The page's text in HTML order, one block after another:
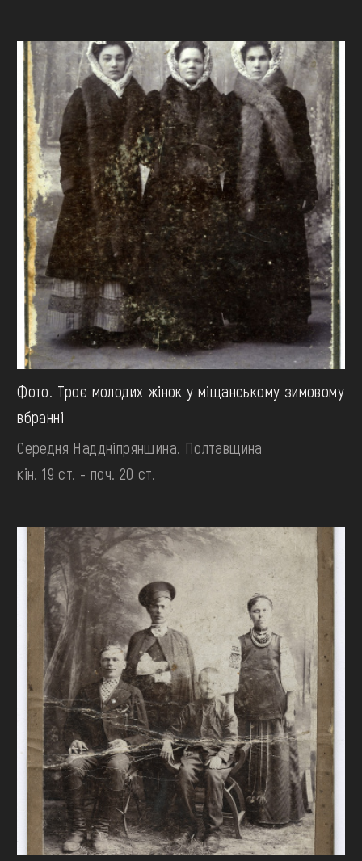
Фото. Троє молодих жінок у міщанському зимовому
вбранні
Середня Наддніпрянщина. Полтавщина
кін. 19 ст. - поч. 20 ст.